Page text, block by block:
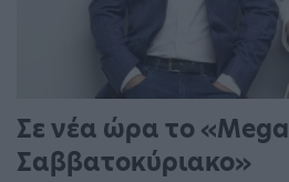
Σε νέα ώρα το «Mega
Σαββατοκύριακο»